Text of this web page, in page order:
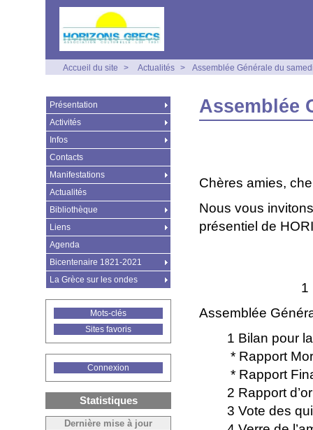
Accueil du site > Actualités > Assemblée Générale du
Assemblée
Chères amies,
Nous vous
présentiel de
1
Assemblée
1 Bilan pour
* Rapport
* Rapport
2 Rapport
3 Vote des
Présentation
Activités
Infos
Contacts
Manifestations
Actualités
Bibliothèque
Liens
Agenda
Bicentenaire 1821-2021
La Grèce sur les ondes
Mots-clés
Sites favoris
Connexion
Statistiques
Dernière mise à jour